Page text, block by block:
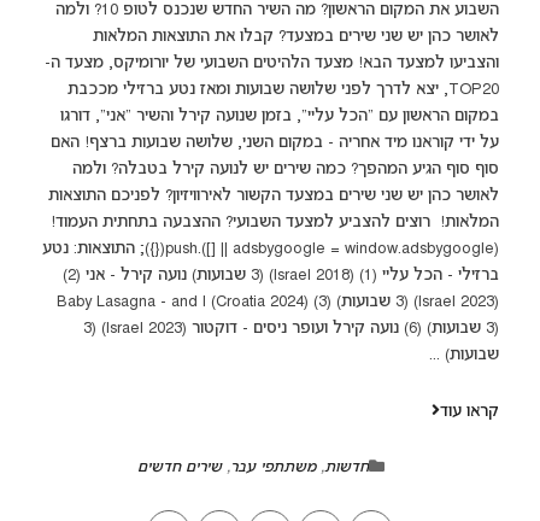
השבוע את המקום הראשון? מה השיר החדש שנכנס לטופ 10? ולמה
לאושר כהן יש שני שירים במצעד? קבלו את התוצאות המלאות
והצביעו למצעד הבא! מצעד הלהיטים השבועי של יורומיקס, מצעד ה-
TOP20, יצא לדרך לפני שלושה שבועות ומאז נטע ברזילי מככבת
במקום הראשון עם "הכל עליי", בזמן שנועה קירל והשיר "אני", דורגו
על ידי קוראנו מיד אחריה - במקום השני, שלושה שבועות ברצף! האם
סוף סוף הגיע המהפך? כמה שירים יש לנועה קירל בטבלה? ולמה
לאושר כהן יש שני שירים במצעד הקשור לאירוויזיון? לפניכם התוצאות
המלאות! רוצים להצביע למצעד השבועי? ההצבעה בתחתית העמוד!
(adsbygoogle = window.adsbygoogle || []).push({}); התוצאות: נטע
ברזילי - הכל עליי (1) (Israel 2018) (3 שבועות) נועה קירל - אני (2)
(Israel 2023) (3 שבועות) (3) Baby Lasagna - and I (Croatia 2024)
(3 שבועות) (6) נועה קירל ועופר ניסים - דוקטור (Israel 2023) (3
שבועות) ...
קראו עוד
חדשות,משתתפי עבר,שירים חדשים